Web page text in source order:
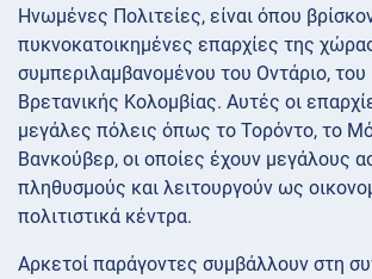
Ηνωμένες Πολιτείες, είναι όπου
πυκνοκατοικημένες επαρχίες της
συμπεριλαμβανομένου του Οντάριο,
Βρετανικής Κολομβίας. Αυτές οι
μεγάλες πόλεις όπως το Τορόντο, το
Βανκούβερ, οι οποίες έχουν μεγάλους
πληθυσμούς και λειτουργούν ως
πολιτιστικά κέντρα.
Αρκετοί παράγοντες συμβάλλουν στη